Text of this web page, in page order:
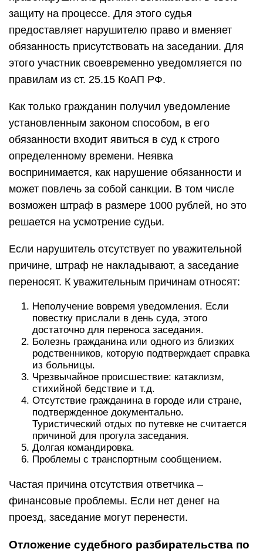
защиту на процессе. Для этого судья
предоставляет нарушителю право и вменяет
обязанность присутствовать на заседании. Для
этого участник своевременно уведомляется по
правилам из ст. 25.15 КоАП РФ.
Как только гражданин получил уведомление
установленным законом способом, в его
обязанности входит явиться в суд к строго
определенному времени. Неявка
воспринимается, как нарушение обязанности и
может повлечь за собой санкции. В том числе
возможен штраф в размере 1000 рублей, но это
решается на усмотрение судьи.
Если нарушитель отсутствует по уважительной
причине, штраф не накладывают, а заседание
переносят. К уважительным причинам относят:
Неполучение вовремя уведомления. Если
повестку прислали в день суда, этого
достаточно для переноса заседания.
Болезнь гражданина или одного из близких
родственников, которую подтверждает справка
из больницы.
Чрезвычайное происшествие: катаклизм,
стихийной бедствие и т.д.
Отсутствие гражданина в городе или стране,
подтвержденное документально.
Туристический отдых по путевке не считается
причиной для прогула заседания.
Долгая командировка.
Проблемы с транспортным сообщением.
Частая причина отсутствия ответчика –
финансовые проблемы. Если нет денег на
проезд, заседание могут перенести.
Отложение судебного разбирательства по